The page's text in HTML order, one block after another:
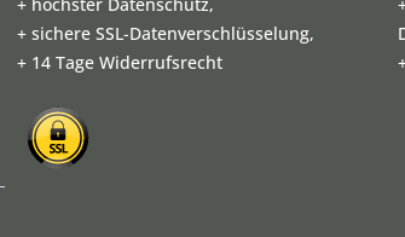
+ sichere SSL-Datenverschlüsselung,
+ 14 Tage Widerrufsrecht